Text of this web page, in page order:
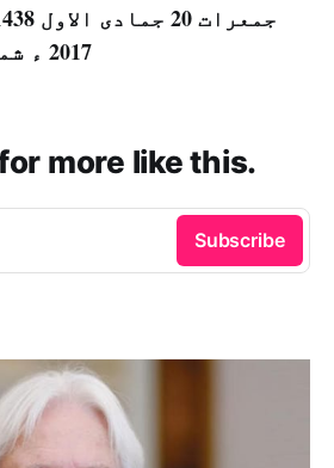
2017 ء شمارہ نمبر {13960}
more like this.
Subscribe